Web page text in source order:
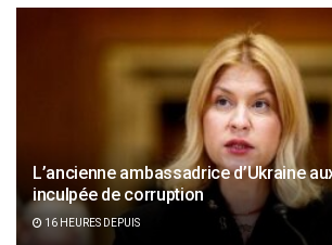
L’ancienne ambassadrice d’Ukraine
inculpée de corruption
16 HEURES DEPUIS